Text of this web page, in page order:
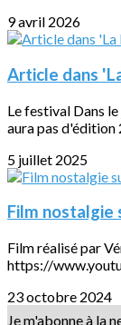
9 avril 2026
Article dans
Le festival Dans
aura pas d'édition
5 juillet 2025
Film nostalgie
Film réalisé par
https://
23 octobre 2024
Je m'abonne à la